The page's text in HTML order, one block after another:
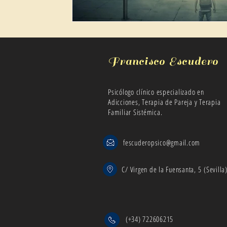
Francisco Escudero
Psicólogo clínico especializado en
Adicciones, Terapia de Pareja y Terapia
Familiar Sistémica.
fescuderopsico@gmail.com
C/ Virgen de la Fuensanta, 5 (Sevilla)
(+34) 722606215